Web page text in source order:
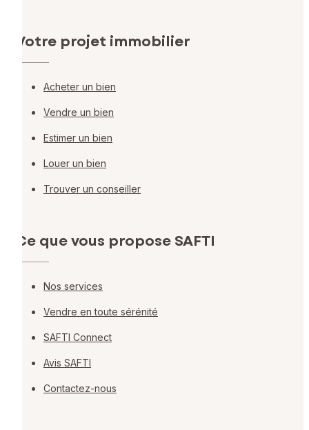
Votre projet immobilier
Acheter un bien
Vendre un bien
Estimer un bien
Louer un bien
Trouver un conseiller
Ce que vous propose SAFTI
Nos services
Vendre en toute sérénité
SAFTI Connect
Avis SAFTI
Contactez-nous